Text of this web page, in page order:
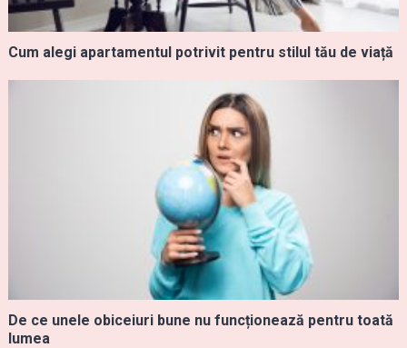
Cum alegi apartamentul potrivit pentru stilul tău de viață
De ce unele obiceiuri bune nu funcționează pentru toată
lumea